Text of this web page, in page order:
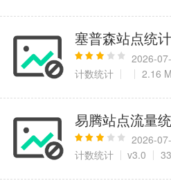
塞普森站点统
2026-
计数统计
2.16
易腾站点流量
2026-
计数统计
v3.0